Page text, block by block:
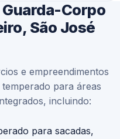
Corpo
São José
e empreendimentos
para áreas
incluindo:
para sacadas,